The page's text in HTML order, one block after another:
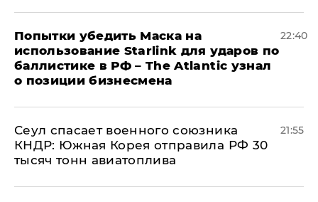
Попытки убедить Маска на
использование Starlink для ударов по
баллистике в РФ – The Atlantic узнал
о позиции бизнесмена
22:40
​Сеул спасает военного союзника
КНДР: Южная Корея отправила РФ 30
тысяч тонн авиатоплива
21:55